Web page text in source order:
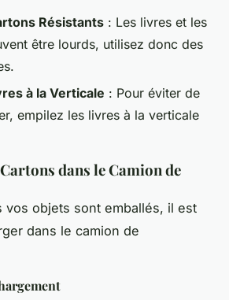
Résistants : Les livres et les
être lourds, utilisez donc des
à la Verticale : Pour éviter de
empilez les livres à la verticale
dans le Camion de
vos objets sont emballés, il est
dans le camion de